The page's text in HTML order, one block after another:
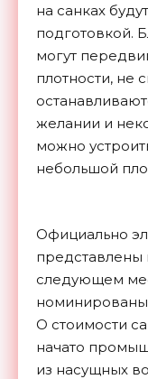
на санках
подготовкой.
могут
плотности, не
желании и
можно
небольшой
Официально
представлены
следующем
номинированы
О стоимости
начато
из насущных